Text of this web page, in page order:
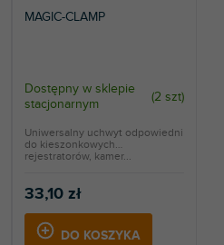
MAGIC-CLAMP
Dostępny w sklepie
stacjonarnym
(2 szt)
33,10 zł
DO KOSZYKA
Uniwersalny uchwyt odpowiedni
do kieszonkowych
rejestratorów, kamer...